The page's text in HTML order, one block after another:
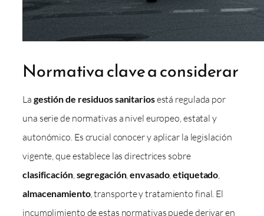
Normativa clave a considerar
La gestión de residuos sanitariosestá regulada por
una serie de normativas a nivel europeo, estatal y
autonómico. Es crucial conocer y aplicar la legislación
vigente, que establece las directrices sobre
clasificación, segregación,envasado,etiquetado
almacenamiento, transporte y tratamiento final. El
incumplimiento de estas normativas puede derivar en